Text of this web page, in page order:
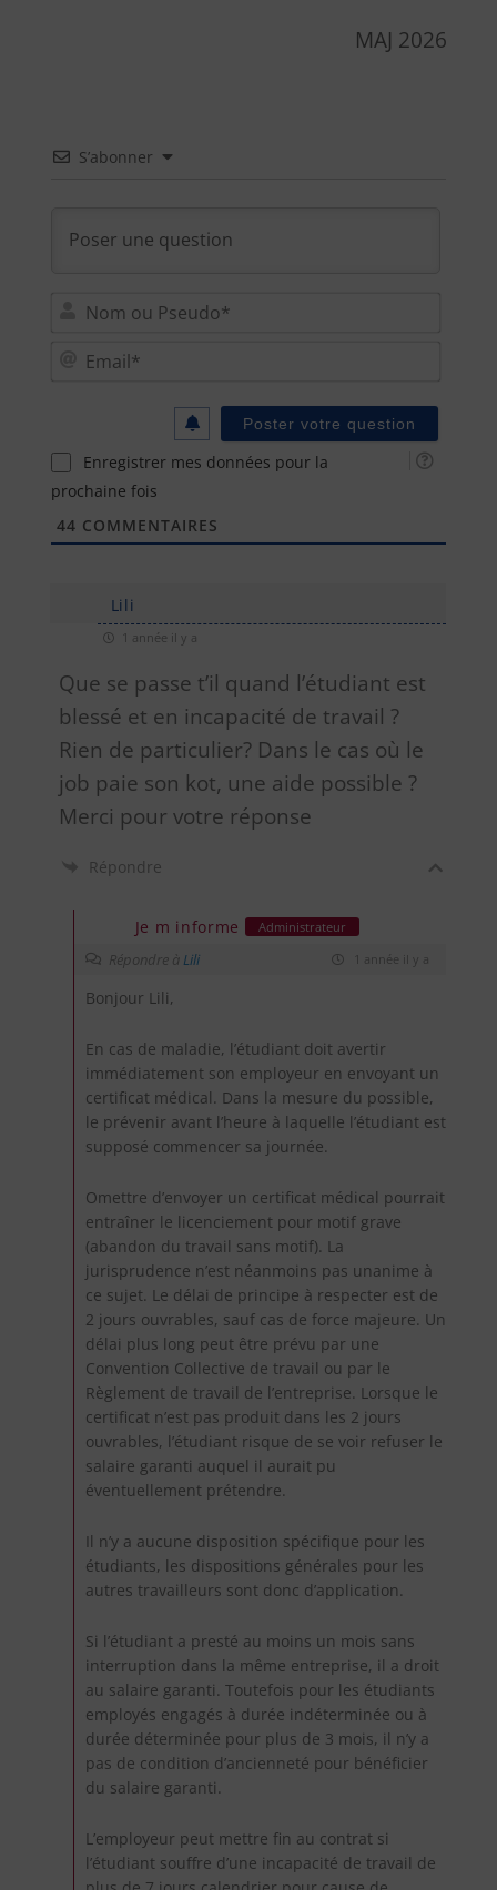
MAJ 2026
S’abonner
Enregistrer mes données pour la
prochaine fois
44 COMMENTAIRES
Lili
1 année il y a
Que se passe t’il quand l’étudiant est
blessé et en incapacité de travail ?
Rien de particulier? Dans le cas où le
job paie son kot, une aide possible ?
Merci pour votre réponse
Répondre
Je m informe Administrateur
Répondre à Lili 1 année il y a
Bonjour Lili,
En cas de maladie, l’étudiant doit avertir
immédiatement son employeur en envoyant un
certificat médical. Dans la mesure du possible,
le prévenir avant l’heure à laquelle l’étudiant est
supposé commencer sa journée.
Omettre d’envoyer un certificat médical pourrait
entraîner le licenciement pour motif grave
(abandon du travail sans motif). La
jurisprudence n’est néanmoins pas unanime à
ce sujet. Le délai de principe à respecter est de
2 jours ouvrables, sauf cas de force majeure. Un
délai plus long peut être prévu par une
Convention Collective de travail ou par le
Règlement de travail de l’entreprise. Lorsque le
certificat n’est pas produit dans les 2 jours
ouvrables, l’étudiant risque de se voir refuser le
salaire garanti auquel il aurait pu
éventuellement prétendre.
Il n’y a aucune disposition spécifique pour les
étudiants, les dispositions générales pour les
autres travailleurs sont donc d’application.
Si l’étudiant a presté au moins un mois sans
interruption dans la même entreprise, il a droit
au salaire garanti. Toutefois pour les étudiants
employés engagés à durée indéterminée ou à
durée déterminée pour plus de 3 mois, il n’y a
pas de condition d’ancienneté pour bénéficier
du salaire garanti.
L’employeur peut mettre fin au contrat si
l’étudiant souffre d’une incapacité de travail de